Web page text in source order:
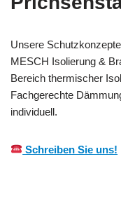
Unsere
MESCH Isolierung &
Bereich thermischer
Fachgerechte
individuell.
Schreiben Sie uns!